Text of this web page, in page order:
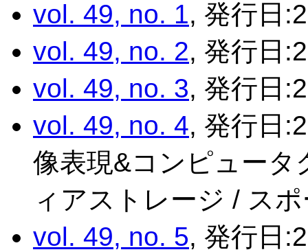
vol. 49, no. 1, 発行日
vol. 49, no. 2, 発行日
vol. 49, no. 3, 発行日
vol. 49, no. 4, 発行日
像表現&コンピュー
ィアストレージ / ス
vol. 49, no. 5, 発行日